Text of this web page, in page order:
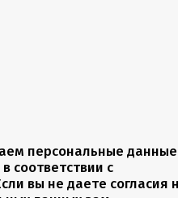
персональные данные
соответствии с
вы не даете согласия